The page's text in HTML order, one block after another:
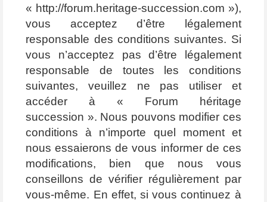
« http://forum.heritage-succession.com »),
vous acceptez d’être légalement
responsable des conditions suivantes. Si
vous n’acceptez pas d’être légalement
responsable de toutes les conditions
suivantes, veuillez ne pas utiliser et
accéder à « Forum héritage
succession ». Nous pouvons modifier ces
conditions à n’importe quel moment et
nous essaierons de vous informer de ces
modifications, bien que nous vous
conseillons de vérifier régulièrement par
vous-même. En effet, si vous continuez à